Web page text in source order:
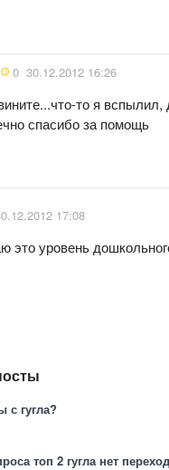
0 30.12.2012 16:26
то я
спасибо за помощь
17:08
это уровень
с гугла?
топ 2 гугла нет